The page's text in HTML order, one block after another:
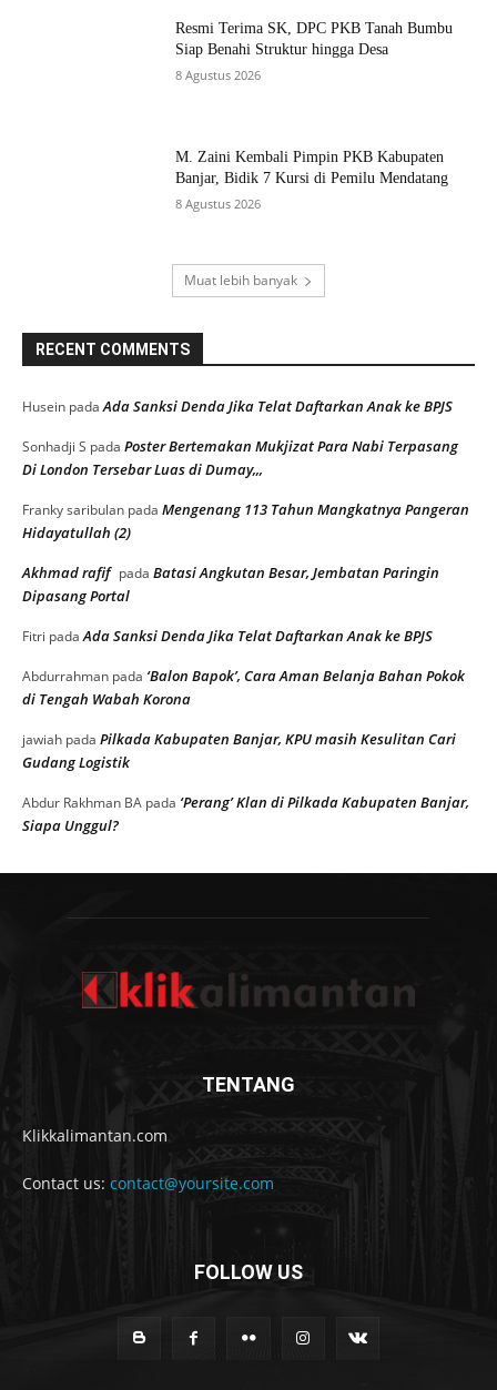
Resmi Terima SK, DPC PKB Tanah Bumbu
Siap Benahi Struktur hingga Desa
8 Agustus 2026
M. Zaini Kembali Pimpin PKB Kabupaten
Banjar, Bidik 7 Kursi di Pemilu Mendatang
8 Agustus 2026
Muat lebih banyak
RECENT COMMENTS
Husein padaAda Sanksi Denda Jika Telat Daftarkan Anak ke BPJS
Sonhadji S pada Poster Bertemakan Mukjizat Para Nabi Terpasang
Di London Tersebar Luas di Dumay,,,
Franky saribulan pada Mengenang 113 Tahun Mangkatnya Pangeran
Hidayatullah (2)
Akhmad rafif pada Batasi Angkutan Besar, Jembatan Paringin
Dipasang Portal
Fitri padaAda Sanksi Denda Jika Telat Daftarkan Anak ke BPJS
Abdurrahman pada ‘Balon Bapok’, Cara Aman Belanja Bahan Pokok
di Tengah Wabah Korona
jawiah pada Pilkada Kabupaten Banjar, KPU masih Kesulitan Cari
Gudang Logistik
Abdur Rakhman BA pada ‘Perang’ Klan di Pilkada Kabupaten Banjar,
Siapa Unggul?
TENTANG
Klikkalimantan.com
Contact us: contact@yoursite.com
FOLLOW US